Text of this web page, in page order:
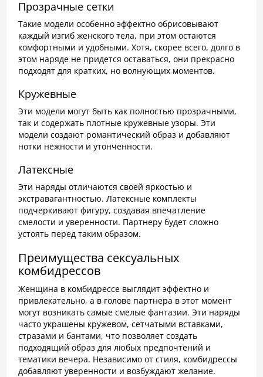
Прозрачные сетки
Такие модели особенно эффектно обрисовывают
каждый изгиб женского тела, при этом остаются
комфортными и удобными. Хотя, скорее всего, долго в
этом наряде не придется оставаться, они прекрасно
подходят для кратких, но волнующих моментов.
Кружевные
Эти модели могут быть как полностью прозрачными,
так и содержать плотные кружевные узоры. Эти
модели создают романтический образ и добавляют
нотки нежности и утонченности.
Латексные
Эти наряды отличаются своей яркостью и
экстравагантностью. Латексные комплекты
подчеркивают фигуру, создавая впечатление
смелости и уверенности. Партнеру будет сложно
устоять перед таким образом.
Преимущества сексуальных
комбидрессов
Женщина в комбидрессе выглядит эффектно и
привлекательно, а в голове партнера в этот момент
могут возникать самые смелые фантазии. Эти наряды
часто украшены кружевом, сетчатыми вставками,
стразами и бантами, что позволяет создать
подходящий образ для любых предпочтений и
тематики вечера. Независимо от стиля, комбидрессы
добавляют уверенности и возбуждают желание.